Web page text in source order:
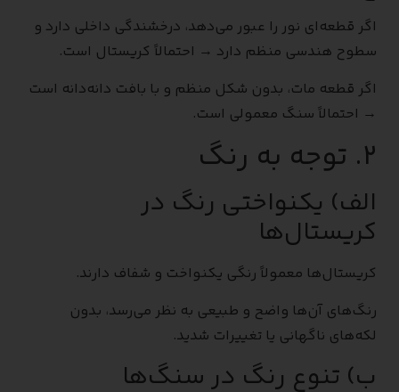
اگر قطعه‌ای نور را عبور می‌دهد، درخشندگی داخلی دارد و
سطوح هندسی منظم دارد → احتمالاً کریستال است.
اگر قطعه مات، بدون شکل منظم و با بافت دانه‌دانه است
→ احتمالاً سنگ معمولی است.
۲. توجه به رنگ
الف) یکنواختی رنگ در
کریستال‌ها
کریستال‌ها معمولاً رنگی یکنواخت و شفاف دارند.
رنگ‌های آن‌ها واضح و طبیعی به نظر می‌رسد، بدون
لکه‌های ناگهانی یا تغییرات شدید.
ب) تنوع رنگ در سنگ‌ها